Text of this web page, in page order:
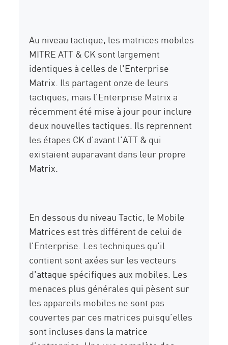
Au niveau tactique, les matrices mobiles
MITRE ATT & CK sont largement
identiques à celles de l'Enterprise
Matrix. Ils partagent onze de leurs
tactiques, mais l'Enterprise Matrix a
récemment été mise à jour pour inclure
deux nouvelles tactiques. Ils reprennent
les étapes CK d'avant l'ATT & qui
existaient auparavant dans leur propre
Matrix.
En dessous du niveau Tactic, le Mobile
Matrices est très différent de celui de
l'Enterprise. Les techniques qu'il
contient sont axées sur les vecteurs
d'attaque spécifiques aux mobiles. Les
menaces plus générales qui pèsent sur
les appareils mobiles ne sont pas
couvertes par ces matrices puisqu’elles
sont incluses dans la matrice